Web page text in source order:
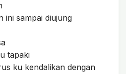
ini sampai diujung
tapaki
ku kendalikan dengan